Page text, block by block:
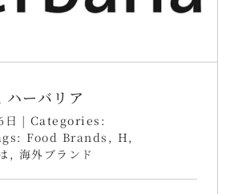
ーバリア
| Categories:
Food Brands , H ,
, 海外ブランド